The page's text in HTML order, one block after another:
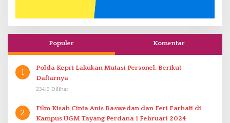
Populer Komentar
1
Polda Kepri Lakukan Mutasi Personel, Berikut
Daftarnya
23419 Dilihat
2
Film Kisah Cinta Anis Baswedan dan Feri Farhati di
Kampus UGM Tayang Perdana 1 Februari 2024